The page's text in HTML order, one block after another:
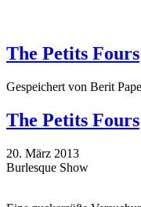
The Petits Fours
Gespeichert von Berit
The Petits Fours
20. März 2013
Burlesque Show